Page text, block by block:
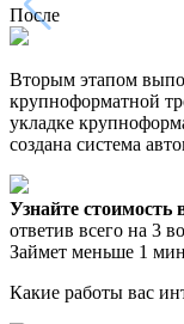
После
Вторым этапом
крупноформатной
укладке
создана система
Узнайте стоимость
ответив всего на 3
Займет меньше 1
Какие работы вас